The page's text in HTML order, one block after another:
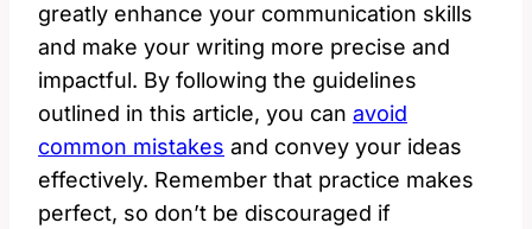
greatly enhance your communication skills
and make your writing more precise and
impactful. By following the guidelines
outlined in this article, you can avoid
common mistakes and convey your ideas
effectively. Remember that practice makes
perfect, so don’t be discouraged if